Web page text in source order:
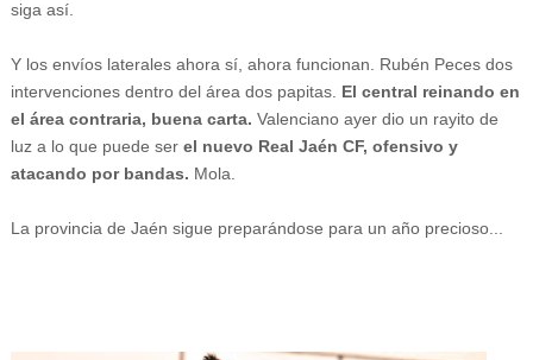
siga así.
Y los envíos laterales ahora sí, ahora funcionan. Rubén Peces dos
intervenciones dentro del área dos papitas. El central reinando en
el área contraria, buena carta. Valenciano ayer dio un rayito de
luz a lo que puede serel nuevo Real Jaén CF, ofensivo y
atacando por bandas. Mola.
La provincia de Jaén sigue preparándose para un año precioso...